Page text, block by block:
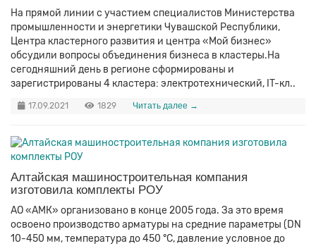
На прямой линии с участием специалистов Министерства
промышленности и энергетики Чувашской Республики,
Центра кластерного развития и центра «Мой бизнес»
обсудили вопросы объединения бизнеса в кластеры.На
сегодняшний день в регионе сформированы и
зарегистрированы 4 кластера: электротехнический, IT-кл..
17.09.2021 1829 Читать далее →
Алтайская машиностроительная компания
изготовила комплекты РОУ
АО «АМК» организовано в конце 2005 года. За это время
освоено производство арматуры на средние параметры (DN
10-450 мм, температура до 450 °С, давление условное до